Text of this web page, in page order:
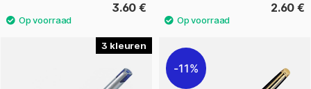
3.60 € 2.60 €
3
11%